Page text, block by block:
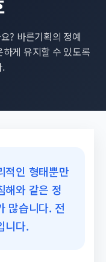
? 바른기획의 정예
게 유지할 수 있도록
.
적인 형태뿐만
해와 같은 정
많습니다. 전
니다.